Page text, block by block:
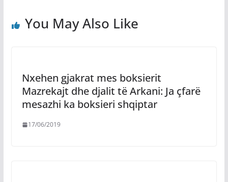
You May Also Like
Nxehen gjakrat mes boksierit
Mazrekajt dhe djalit të Arkani: Ja çfarë
mesazhi ka boksieri shqiptar
17/06/2019